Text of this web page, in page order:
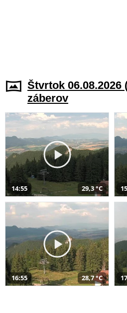
Štvrtok 06.08.2026
záberov
14:55 29,3 °C
16:55 28,7 °C